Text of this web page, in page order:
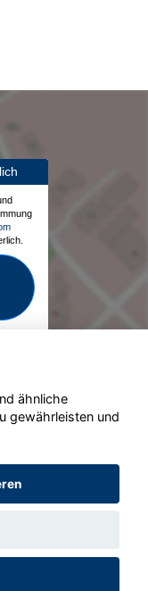
- 2026
ähnliche
gewährleisten und